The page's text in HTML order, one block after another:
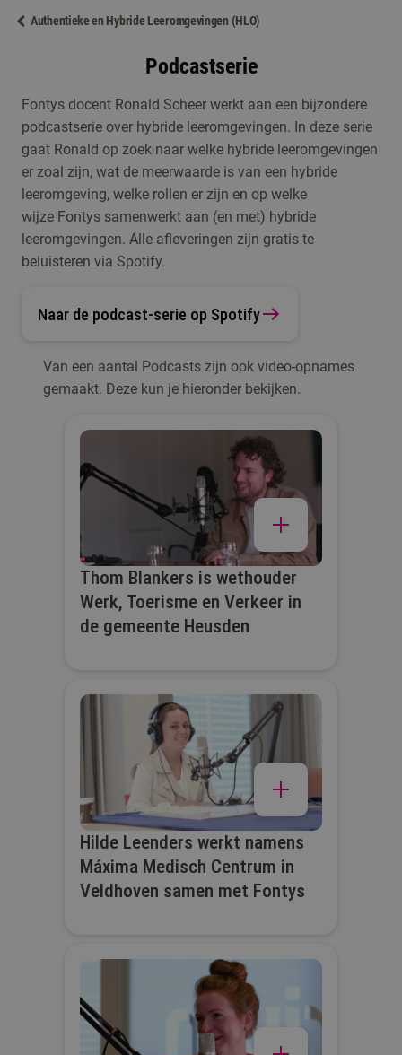
Authentieke en Hybride Leeromgevingen (HLO)
Podcastserie
Fontys docent Ronald Scheer werkt aan een bijzondere
podcastserie over hybride leeromgevingen. In deze serie
gaat Ronald op zoek naar welke hybride leeromgevingen
er zoal zijn, wat de meerwaarde is van een hybride
leeromgeving, welke rollen er zijn en op welke
wijze Fontys samenwerkt aan (en met) hybride
leeromgevingen. Alle afleveringen zijn gratis te
beluisteren via Spotify.
Naar de podcast-serie op Spotify
Van een aantal Podcasts zijn ook video-opnames
gemaakt. Deze kun je hieronder bekijken.
Thom Blankers is wethouder
Werk, Toerisme en Verkeer in
de gemeente Heusden
Hilde Leenders werkt namens
Máxima Medisch Centrum in
Veldhoven samen met Fontys